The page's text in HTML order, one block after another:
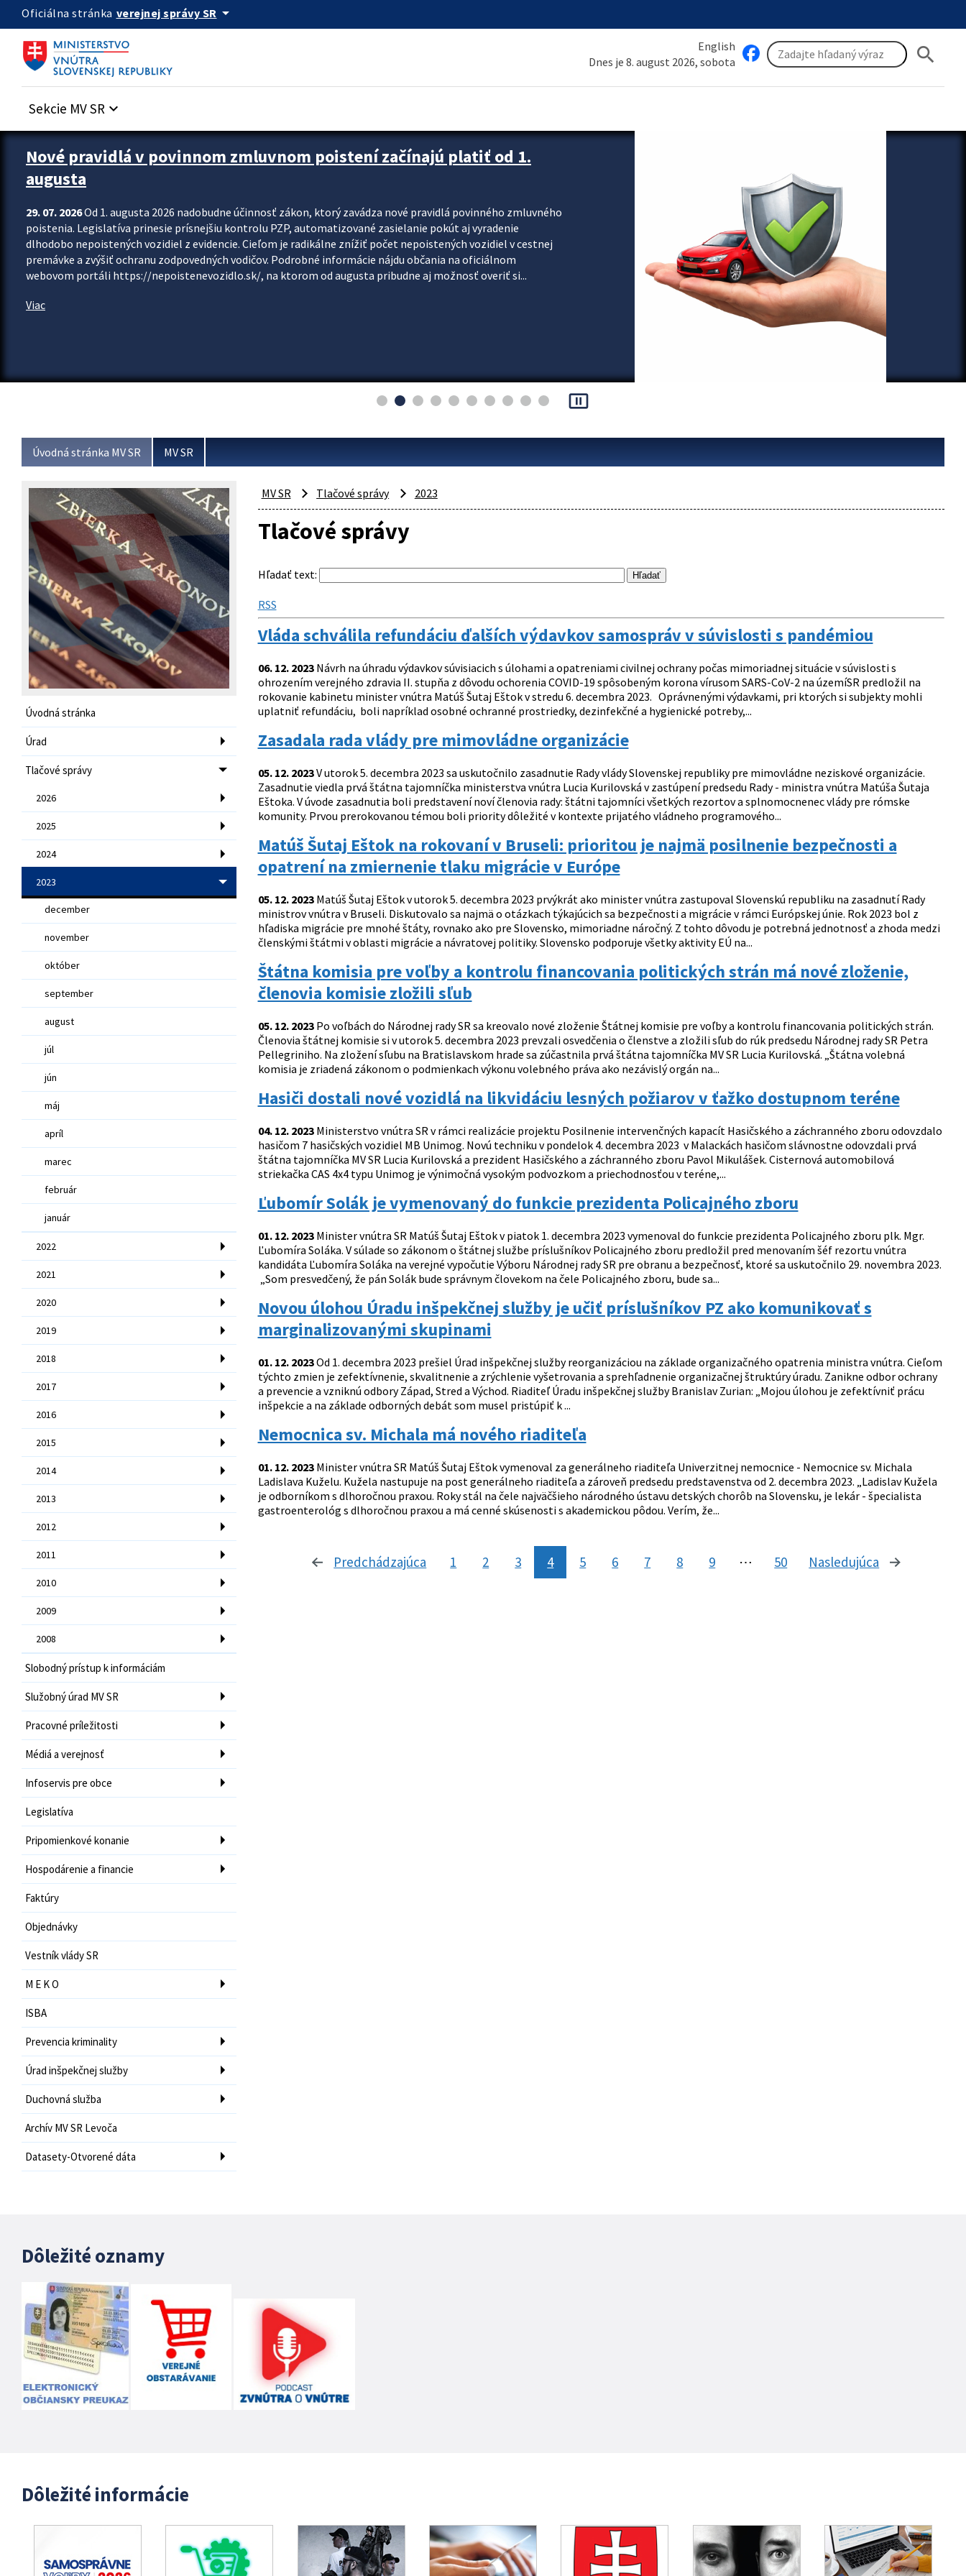
Preskocit na hlavný obsah
Oficiálna stránka verejnej správy SR arrow_drop_down
English
Dnes je 8. august 2026, sobota
search
Sekcie MV SR keyboard_arrow_down
Zastavit automatický posun upútavok
Nové pravidlá v povinnom zmluvnom poistení začínajú platiť od 1.
augusta
29. 07. 2026Od 1. augusta 2026 nadobudne účinnosť zákon, ktorý zavádza nové pravidlá povinného zmluvného
poistenia. Legislatíva prinesie prísnejšiu kontrolu PZP, automatizované zasielanie pokút aj vyradenie
dlhodobo nepoistených vozidiel z evidencie. Cieľom je radikálne znížiť počet nepoistených vozidiel v cestnej
premávke a zvýšiť ochranu zodpovedných vodičov. Podrobné informácie nájdu občania na oficiálnom
webovom portáli https://nepoistenevozidlo.sk/, na ktorom od augusta pribudne aj možnosť overiť si...
Viac
pause_presentation
Úvodná stránka MV SR MV SR
Úvodná stránka
Úrad
Tlačové správy
2026
2025
2024
2023
december
november
október
september
august
júl
jún
máj
apríl
marec
február
január
2022
2021
2020
2019
2018
2017
2016
2015
2014
2013
2012
2011
2010
2009
2008
Slobodný prístup k informáciám
Služobný úrad MV SR
Pracovné príležitosti
Médiá a verejnosť
Infoservis pre obce
Legislatíva
Pripomienkové konanie
Hospodárenie a financie
Faktúry
Objednávky
Vestník vlády SR
M E K O
ISBA
Prevencia kriminality
Úrad inšpekčnej služby
Duchovná služba
Archív MV SR Levoča
Datasety-Otvorené dáta
MV SR Tlačové správy 2023
Tlačové správy
Hľadať text:
RSS
Vláda schválila refundáciu ďalších výdavkov samospráv v súvislosti s pandémiou
06. 12. 2023Návrh na úhradu výdavkov súvisiacich s úlohami a opatreniami civilnej ochrany počas mimoriadnej situácie v súvislosti s
ohrozením verejného zdravia II. stupňa z dôvodu ochorenia COVID-19 spôsobeným korona vírusom SARS-CoV-2 na územíSR predložil na
rokovanie kabinetu minister vnútra Matúš Šutaj Eštok v stredu 6. decembra 2023. Oprávnenými výdavkami, pri ktorých si subjekty mohli
uplatniť refundáciu, boli napríklad osobné ochranné prostriedky, dezinfekčné a hygienické potreby,...
Zasadala rada vlády pre mimovládne organizácie
05. 12. 2023V utorok 5. decembra 2023 sa uskutočnilo zasadnutie Rady vlády Slovenskej republiky pre mimovládne neziskové organizácie.
Zasadnutie viedla prvá štátna tajomníčka ministerstva vnútra Lucia Kurilovská v zastúpení predsedu Rady - ministra vnútra Matúša Šutaja
Eštoka. V úvode zasadnutia boli predstavení noví členovia rady: štátni tajomníci všetkých rezortov a splnomocnenec vlády pre rómske
komunity. Prvou prerokovanou témou boli priority dôležité v kontexte prijatého vládneho programového...
Matúš Šutaj Eštok na rokovaní v Bruseli: prioritou je najmä posilnenie bezpečnosti a
opatrení na zmiernenie tlaku migrácie v Európe
05. 12. 2023Matúš Šutaj Eštok v utorok 5. decembra 2023 prvýkrát ako minister vnútra zastupoval Slovenskú republiku na zasadnutí Rady
ministrov vnútra v Bruseli. Diskutovalo sa najmä o otázkach týkajúcich sa bezpečnosti a migrácie v rámci Európskej únie. Rok 2023 bol z
hľadiska migrácie pre mnohé štáty, rovnako ako pre Slovensko, mimoriadne náročný. Z tohto dôvodu je potrebná jednotnosť a zhoda medzi
členskými štátmi v oblasti migrácie a návratovej politiky. Slovensko podporuje všetky aktivity EÚ na...
Štátna komisia pre voľby a kontrolu financovania politických strán má nové zloženie,
členovia komisie zložili sľub
05. 12. 2023Po voľbách do Národnej rady SR sa kreovalo nové zloženie Štátnej komisie pre voľby a kontrolu financovania politických strán.
Členovia štátnej komisie si v utorok 5. decembra 2023 prevzali osvedčenia o členstve a zložili sľub do rúk predsedu Národnej rady SR Petra
Pellegriniho. Na zložení sľubu na Bratislavskom hrade sa zúčastnila prvá štátna tajomníčka MV SR Lucia Kurilovská. „Štátna volebná
komisia je zriadená zákonom o podmienkach výkonu volebného práva ako nezávislý orgán na...
Hasiči dostali nové vozidlá na likvidáciu lesných požiarov v ťažko dostupnom teréne
04. 12. 2023Ministerstvo vnútra SR v rámci realizácie projektu Posilnenie intervenčných kapacít Hasičského a záchranného zboru odovzdalo
hasičom 7 hasičských vozidiel MB Unimog. Novú techniku v pondelok 4. decembra 2023 v Malackách hasičom slávnostne odovzdali prvá
štátna tajomníčka MV SR Lucia Kurilovská a prezident Hasičského a záchranného zboru Pavol Mikulášek. Cisternová automobilová
striekačka CAS 4x4 typu Unimog je výnimočná vysokým podvozkom a priechodnosťou v teréne,...
Ľubomír Solák je vymenovaný do funkcie prezidenta Policajného zboru
01. 12. 2023Minister vnútra SR Matúš Šutaj Eštok v piatok 1. decembra 2023 vymenoval do funkcie prezidenta Policajného zboru plk. Mgr.
Ľubomíra Soláka. V súlade so zákonom o štátnej službe príslušníkov Policajného zboru predložil pred menovaním šéf rezortu vnútra
kandidáta Ľubomíra Soláka na verejné vypočutie Výboru Národnej rady SR pre obranu a bezpečnosť, ktoré sa uskutočnilo 29. novembra 2023.
„Som presvedčený, že pán Solák bude správnym človekom na čele Policajného zboru, bude sa...
Novou úlohou Úradu inšpekčnej služby je učiť príslušníkov PZ ako komunikovať s
marginalizovanými skupinami
01. 12. 2023Od 1. decembra 2023 prešiel Úrad inšpekčnej služby reorganizáciou na základe organizačného opatrenia ministra vnútra. Cieľom
týchto zmien je zefektívnenie, skvalitnenie a zrýchlenie vyšetrovania a sprehľadnenie organizačnej štruktúry úradu. Zanikne odbor ochrany
a prevencie a vzniknú odbory Západ, Stred a Východ. Riaditeľ Úradu inšpekčnej služby Branislav Zurian: „Mojou úlohou je zefektívniť prácu
inšpekcie a na základe odborných debát som musel pristúpiť k ...
Nemocnica sv. Michala má nového riaditeľa
01. 12. 2023Minister vnútra SR Matúš Šutaj Eštok vymenoval za generálneho riaditeľa Univerzitnej nemocnice - Nemocnice sv. Michala
Ladislava Kuželu. Kužela nastupuje na post generálneho riaditeľa a zároveň predsedu predstavenstva od 2. decembra 2023. „Ladislav Kužela
je odborníkom s dlhoročnou praxou. Roky stál na čele najväčšieho národného ústavu detských chorôb na Slovensku, je lekár - špecialista
gastroenterológ s dlhoročnou praxou a má cenné skúsenosti s akademickou pôdou. Verím, že...
Predchádzajúca stránka
1 2 3 4 5 6 7 8 9 ⋯ 50 Nasledujúca stránka
Dôležité oznamy
Dôležité informácie